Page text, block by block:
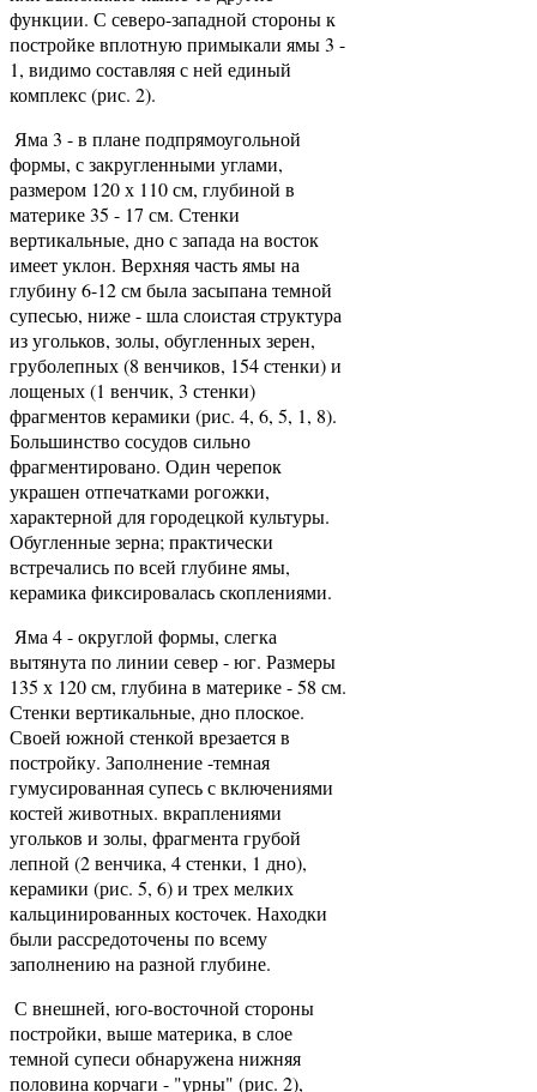
функции. С северо-западной стороны к
постройке вплотную примыкали ямы 3 -
1, видимо составляя с ней единый
комплекс (рис. 2).
Яма 3 - в плане подпрямоугольной
формы, с закругленными углами,
размером 120 х 110 см, глубиной в
материке 35 - 17 см. Стенки
вертикальные, дно с запада на восток
имеет уклон. Верхняя часть ямы на
глубину 6-12 см была засыпана темной
супесью, ниже - шла слоистая структура
из угольков, золы, обугленных зерен,
груболепных (8 венчиков, 154 стенки) и
лощеных (1 венчик, 3 стенки)
фрагментов керамики (рис. 4, 6, 5, 1, 8).
Большинство сосудов сильно
фрагментировано. Один черепок
украшен отпечатками рогожки,
характерной для городецкой культуры.
Обугленные зерна; практически
встречались по всей глубине ямы,
керамика фиксировалась скоплениями.
Яма 4 - округлой формы, слегка
вытянута по линии север - юг. Размеры
135 х 120 см, глубина в материке - 58 см.
Стенки вертикальные, дно плоское.
Своей южной стенкой врезается в
постройку. Заполнение -темная
гумусированная супесь с включениями
костей животных. вкраплениями
угольков и золы, фрагмента грубой
лепной (2 венчика, 4 стенки, 1 дно),
керамики (рис. 5, 6) и трех мелких
кальцинированных косточек. Находки
были рассредоточены по всему
заполнению на разной глубине.
С внешней, юго-восточной стороны
постройки, выше материка, в слое
темной супеси обнаружена нижняя
половина корчаги - "урны" (рис. 2),